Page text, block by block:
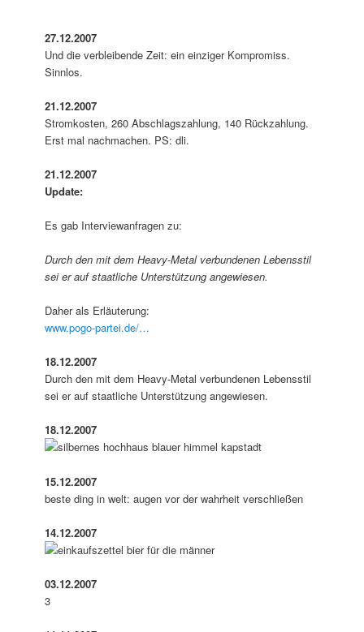
27.12.2007
Und die verbleibende Zeit: ein einziger Kompromiss.
Sinnlos.
21.12.2007
Stromkosten, 260 Abschlagszahlung, 140 Rückzahlung.
Erst mal nachmachen. PS: dli.
21.12.2007
Update:
Es gab Interviewanfragen zu:
Durch den mit dem Heavy-Metal verbundenen Lebensstil
sei er auf staatliche Unterstützung angewiesen.
Daher als Erläuterung:
www.pogo-partei.de/…
18.12.2007
Durch den mit dem Heavy-Metal verbundenen Lebensstil
sei er auf staatliche Unterstützung angewiesen.
18.12.2007
15.12.2007
beste ding in welt: augen vor der wahrheit verschließen
14.12.2007
03.12.2007
3